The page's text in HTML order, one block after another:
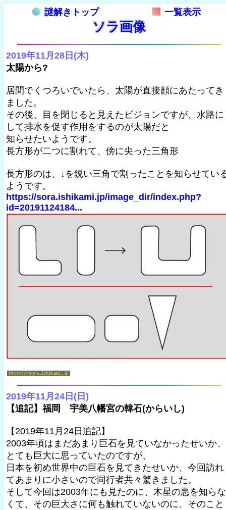
謎解きトップ 一覧表示
ソラ画像
2019年11月28日(木)
太陽から?
居間でくつろいでいたら、太陽が直接顔にあたってき
ました。
その後、目を閉じると見えたビジョンですが、水路に
して排水を促す作用をするのが太陽だと
知らせたいようです。
長方形が二つに割れて、傍に尖った三角形
長方形のは、↓を鋭い三角で割ったことを知らせてい
ようです。
https://sora.ishikami.jp/image_dir/index.php?
id=20191124184...
2019年11月24日(日)
【追記】福岡 宇美八幡宮の韓石(からいし)
【2019年11月24日追記】
2003年頃はまだあまり巨石を見ていなかったせいか、
とても巨大に思っていたのですが、
日本を初め世界中の巨石を見てきたせいか、今回訪れ
てあまりに小さいので同行者共々驚きました。
そして今回は2003年にも見たのに、木星の悪を知らな
くて、その巨大さに何も触れていないのに、そのこと